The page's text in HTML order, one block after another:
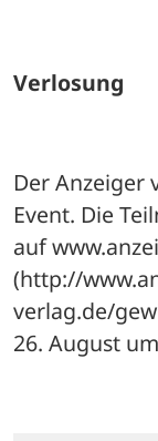
Verlosung
Der Anzeiger
Event. Die
auf
(http://
verlag.de/
26. August